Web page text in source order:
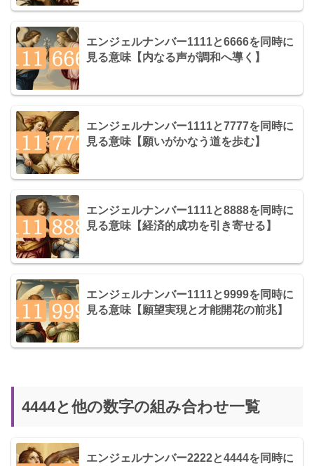
エンジェルナンバー1111と6666を同時に
見る意味【内なる声が調和へ導く】
エンジェルナンバー1111と7777を同時に
見る意味【願いがかなう道を歩む】
エンジェルナンバー1111と8888を同時に
見る意味【経済的成功を引き寄せる】
エンジェルナンバー1111と9999を同時に
見る意味【願望実現と才能開花の前兆】
4444と他の数字の組み合わせ一覧
エンジェルナンバー2222と4444を同時に